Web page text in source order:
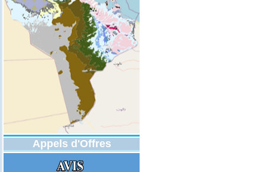
Appels d'Offres